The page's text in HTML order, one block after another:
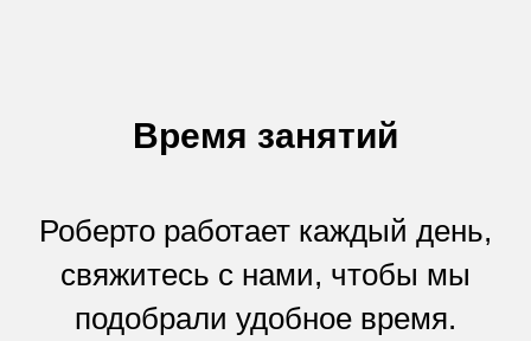
Время занятий
Роберто работает каждый день,
свяжитесь с нами, чтобы мы
подобрали удобное время.